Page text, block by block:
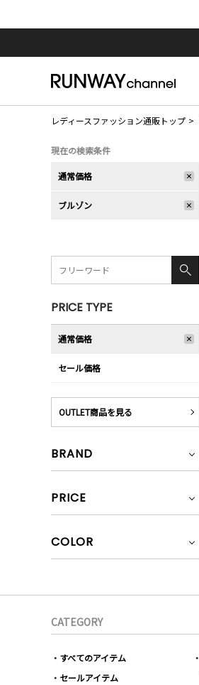
レディースファッション通販トップ
現在の検索条件
通常価格
ブルゾン
PRICE TYPE
通常価格
セール価格
OUTLET商品を見る
BRAND
PRICE
COLOR
CATEGORY
すべてのアイテム
セールアイテム